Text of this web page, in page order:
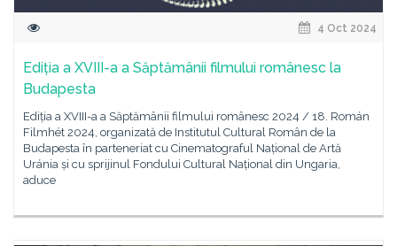
4 Oct 2024
Ediția a XVIII-a a Săptămânii filmului românesc la
Budapesta
Ediția a XVIII-a a Săptămânii filmului românesc 2024 / 18. Román
Filmhét 2024, organizată de Institutul Cultural Român de la
Budapesta în parteneriat cu Cinematograful Național de Artă
Uránia și cu sprijinul Fondului Cultural Național din Ungaria,
aduce